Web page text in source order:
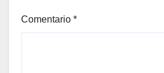
Comentario *